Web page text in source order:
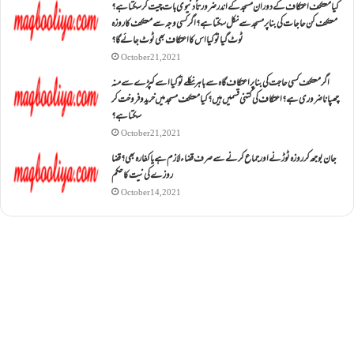
کیا معتکف اعتکاف کے دوران مسجد کے اندر ضرورتاً دنیوی بات چیت کر سکتا ہے؟
معتکف کن حاجات کی بنا پر مسجد سے نکل سکتا ہے؟ اگر کسی وجہ سے معتکف کا روزہ
ٹوٹ گیا تو کیا اس کا اعتکاف بھی ٹوٹ جائے گا؟
October 21, 2021
اگر معتکف کسی حاجت کی بنا پر اعتکاف گاہ سے باہر نکلے تو کیا اسے کپڑے سے منہ
چھپانا ضروری ہے؟اعتکاف کی کتنی قسمیں ہیں؟کیا معتکف مسجد میں خرید و فروخت کر
سکتا ہے؟
October 21, 2021
جان بوجھ کر روزہ ٹوڑنے اور جماع کرنے سے صرف قضاء لازم ہے یا کفارہ بھی؟ قضا
روزے کی نیت کا حکم
October 14, 2021